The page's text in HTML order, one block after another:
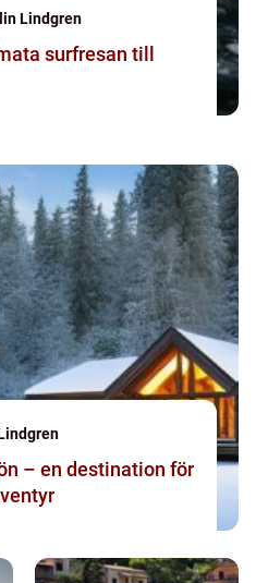
Lindgren
surfresan till
– en destination för